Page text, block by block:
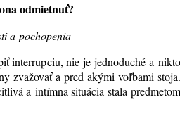
odmietnuť?
a pochopenia
interrupciu, nie je jednoduché a nikto
zvažovať a pred akými voľbami stoja.
a intímna situácia stala predmetom